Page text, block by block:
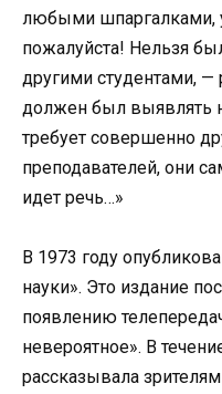
любыми шпаргалками,
пожалуйста! Нельзя
другими студентами,
должен был выявлять
требует совершенно
преподавателей, они
идет речь…»
В 1973 году
науки». Это издание
появлению
невероятное». В
рассказывала